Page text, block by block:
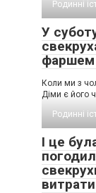
Родинні
У
фаршем
Коли ми з
Діми є його
Родинні
І це